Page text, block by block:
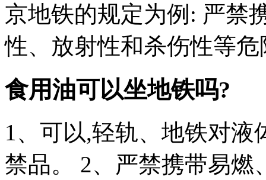
京地铁的规定为例: 严禁
性、放射性和杀伤性等
食用油可以坐地铁吗?
1、可以,轻轨、地铁对
禁品。 2、严禁携带易